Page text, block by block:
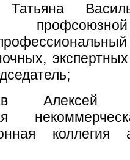
Татьяна
Алексей
коллегия